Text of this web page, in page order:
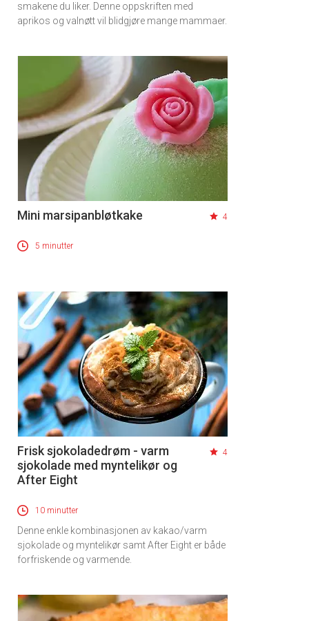
smakene du liker. Denne oppskriften med
aprikos og valnøtt vil blidgjøre mange mammaer.
Mini marsipanbløtkake 4
5 minutter
Frisk sjokoladedrøm - varm
sjokolade med myntelikør og
After Eight
4
10 minutter
Denne enkle kombinasjonen av kakao/varm
sjokolade og myntelikør samt After Eight er både
forfriskende og varmende.